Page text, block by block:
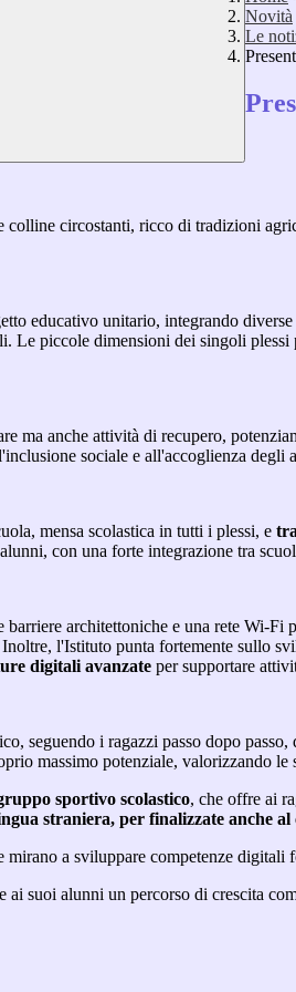
Novità
Le
circostanti, ricco di tradizioni
educativo unitario, integrando
piccole dimensioni dei singoli
ma anche attività di recupero,
sociale e all'accoglienza degli
mensa scolastica in tutti i plessi, e
con una forte integrazione tra
architettoniche e una rete Wi-Fi
l'Istituto punta fortemente sullo
digitali avanzate per supportare
seguendo i ragazzi passo dopo
massimo potenziale, valorizzando
sportivo scolastico, che offre ai
straniera, per finalizzate anche al
mirano a sviluppare competenze
suoi alunni un percorso di crescita